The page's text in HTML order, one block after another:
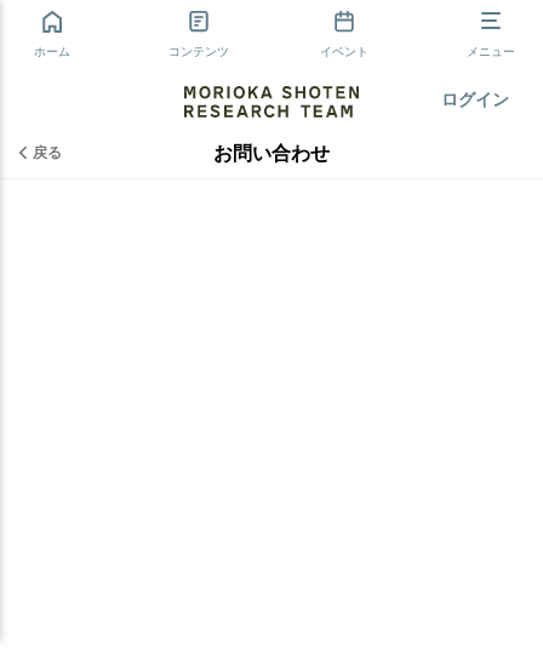
ホーム コンテンツ イベント メニュー
ログイン
戻る お問い合わせ